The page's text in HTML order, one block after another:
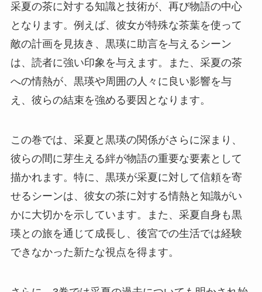
采夏の茶に対する知識と技術が、再び物語の中心
となります。例えば、彼女が特殊な茶葉を使って
敵の計画を見抜き、黒瑛に助言を与えるシーン
は、読者に強い印象を与えます。また、采夏の茶
への情熱が、黒瑛や周囲の人々に良い影響を与
え、彼らの結束を強める要因となります。
この巻では、采夏と黒瑛の関係がさらに深まり、
彼らの間に芽生える絆が物語の重要な要素として
描かれます。特に、黒瑛が采夏に対して信頼を寄
せるシーンは、彼女の茶に対する情熱と知識がい
かに大切かを示しています。また、采夏自身も黒
瑛との旅を通じて成長し、後宮での生活では経験
できなかった新たな視点を得ます。